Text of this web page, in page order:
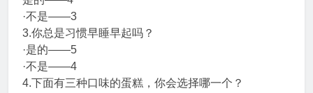
·不是——3
3.你总是习惯早睡早起吗？
·是的——5
·不是——4
4.下面有三种口味的蛋糕，你会选择哪一个？